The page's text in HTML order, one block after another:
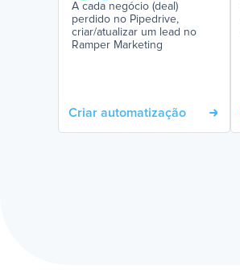
A cada negócio (deal)
perdido no Pipedrive,
criar/atualizar um lead no
Ramper Marketing
Criar automatização